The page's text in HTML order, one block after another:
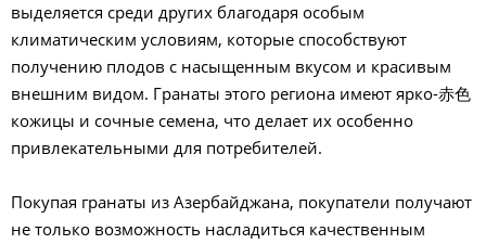
выделяется среди других благодаря особым
климатическим условиям, которые способствуют
получению плодов с насыщенным вкусом и красивым
внешним видом. Гранаты этого региона имеют ярко-赤色
кожицы и сочные семена, что делает их особенно
привлекательными для потребителей.
Покупая гранаты из Азербайджана, покупатели получают
не только возможность насладиться качественным